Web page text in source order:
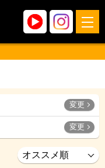
変更
変更